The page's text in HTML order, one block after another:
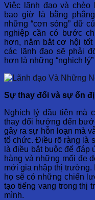
Việc lãnh đạo và chèo
bao giờ là bằng
những “cơn sóng” dữ
nghiệp cần có bước
hơn, nắm bắt cơ hội
các lãnh đạo sẽ phải
hơn là những “nghịch
Sự thay đổi và sự ổn
Nghịch lý đầu tiên mà
thay đổi hướng đến
gây ra sự hỗn loạn mà
tổ chức. Điều rõ ràng là
là điều bắt buộc để
hàng và những mối đe
mới gia nhập thị
họ sẽ có những chiến
tạo tiếng vang trong thị
mình.